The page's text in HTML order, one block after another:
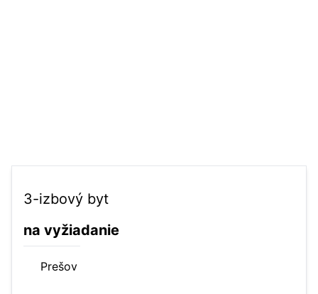
3-izbový byt
na vyžiadanie
Prešov